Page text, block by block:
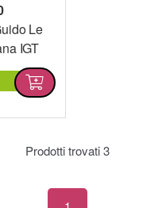
Le
IGT
Prodotti trovati3